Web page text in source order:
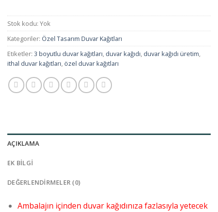
Stok kodu: Yok
Kategoriler: Özel Tasarım Duvar Kağıtları
Etiketler: 3 boyutlu duvar kağıtları, duvar kağıdı, duvar kağıdı üretim,
ithal duvar kağıtları, özel duvar kağıtları
AÇIKLAMA
EK BILGI
DEĞERLENDIRMELER (0)
Ambalajın içinden duvar kağıdınıza fazlasıyla yetecek